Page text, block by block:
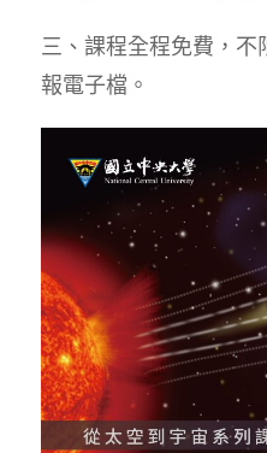
三、課程全程免費，
報電子檔。